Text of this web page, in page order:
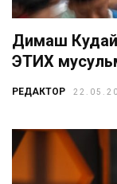
Димаш
ЭТИХ
РЕДАКТОР